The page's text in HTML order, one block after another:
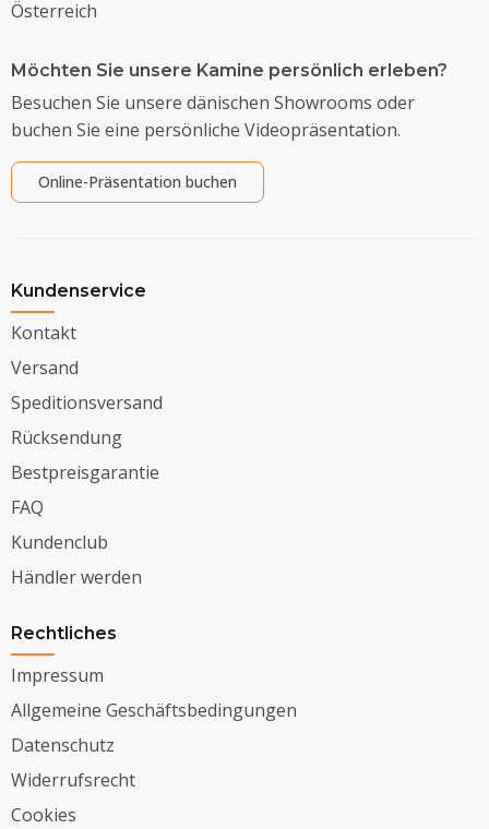
Österreich
Möchten Sie unsere Kamine persönlich erleben?
Besuchen Sie unsere dänischen Showrooms oder
buchen Sie eine persönliche Videopräsentation.
Online-Präsentation buchen
Kundenservice
Kontakt
Versand
Speditionsversand
Rücksendung
Bestpreisgarantie
FAQ
Kundenclub
Händler werden
Rechtliches
Impressum
Allgemeine Geschäftsbedingungen
Datenschutz
Widerrufsrecht
Cookies